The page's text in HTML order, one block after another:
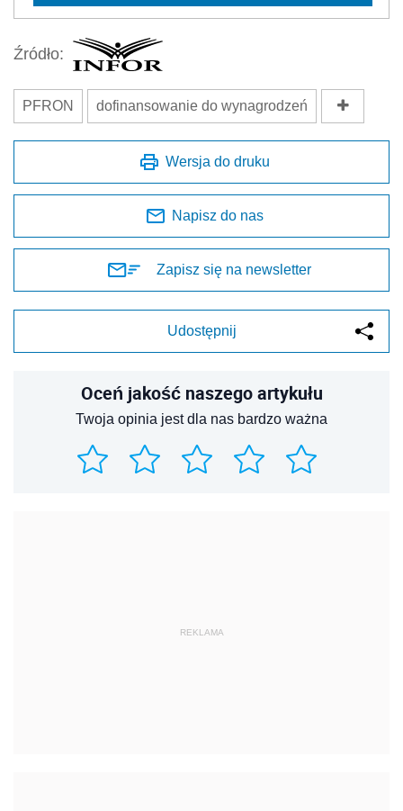
Źródło:
PFRON dofinansowanie do wynagrodzeń
Wersja do druku
Napisz do nas
Zapisz się na newsletter
Udostępnij
Oceń jakość naszego artykułu
Twoja opinia jest dla nas bardzo ważna
REKLAMA